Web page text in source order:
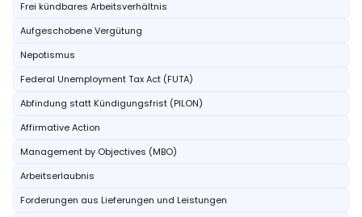
Frei kündbares Arbeitsverhältnis
Aufgeschobene Vergütung
Nepotismus
Federal Unemployment Tax Act (FUTA)
Abfindung statt Kündigungsfrist (PILON)
Affirmative Action
Management by Objectives (MBO)
Arbeitserlaubnis
Forderungen aus Lieferungen und Leistungen